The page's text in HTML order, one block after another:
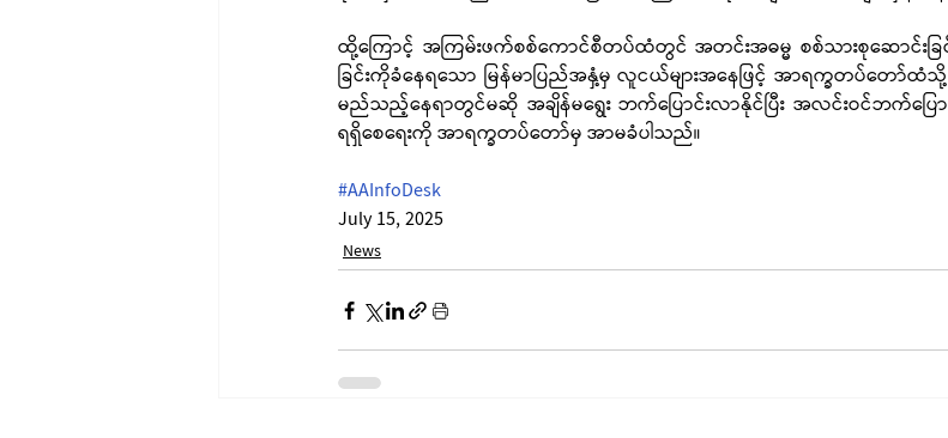
ထို့ကြောင့် အကြမ်းဖက်စစ်ကောင်စီတပ်ထံတွင် အတင်းအဓမ္မ စစ်သားစုဆောင်းခြင်း
ခြင်းကိုခံနေရသော မြန်မာပြည်အနှံ့မှ လူငယ်များအနေဖြင့် အာရက္ခတပ်တော်
မည်သည့်နေရာတွင်မဆို အချိန်မရွေး ဘက်ပြောင်းလာနိုင်ပြီး အလင်းဝင်ဘက်ပ
ရရှိစေရေးကို အာရက္ခတပ်တော်မှ အာမခံပါသည်။
#AAInfoDesk
July 15, 2025
News